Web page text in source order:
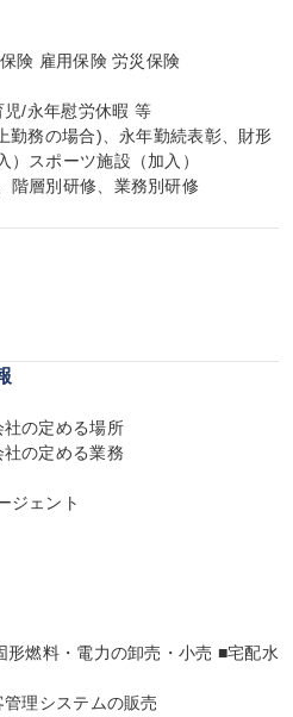
険 雇用保険 労災保険
/永年慰労休暇 等
勤務の場合)、永年勤続表彰、財形
スポーツ施設（加入）
階層別研修、業務別研修
の定める場所
の定める業務
ジェント
燃料・電力の卸売・小売 ■宅配水
理システムの販売